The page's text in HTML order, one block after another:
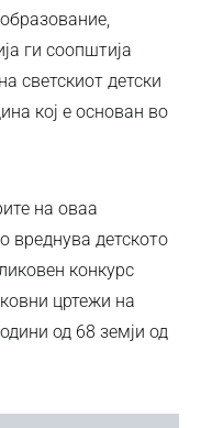
ги соопштија
светскиот детски
кој е основан во
на оваа
вреднува детското
конкурс
цртежи на
од 68 земји од